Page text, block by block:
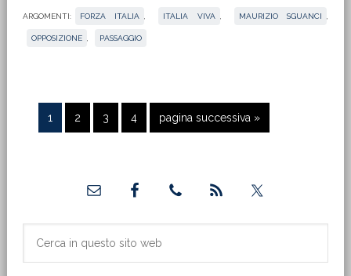
ARGOMENTI: FORZA ITALIA ITALIA VIVA MAURIZIO SGUANCI
OPPOSIZIONE PASSAGGIO
Pagina
1 Pagina
2 Pagina
3 Pagina
4
Vai
alla
pagina successiva »
primaria